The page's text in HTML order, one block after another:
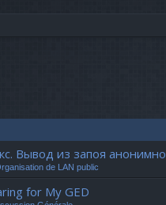
Вывод из запоя анонимно
de LAN public
for My GED